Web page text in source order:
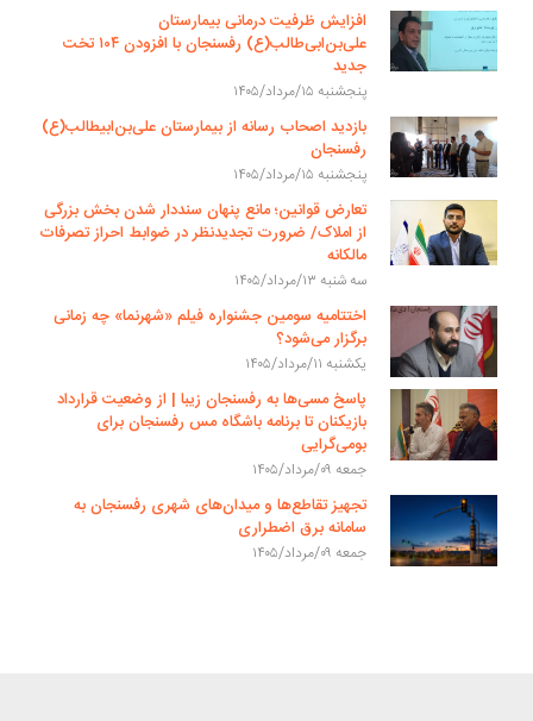
افزایش ظرفیت درمانی بیمارستان
علی‌بن‌ابی‌طالب(ع) رفسنجان با افزودن ۱۰۴ تخت
جدید
پنجشنبه ۱۵/مرداد/۱۴۰۵
بازدید اصحاب رسانه از بیمارستان علی‌بن‌ابیطالب(ع)
رفسنجان
پنجشنبه ۱۵/مرداد/۱۴۰۵
تعارض قوانین؛ مانع پنهان سنددار شدن بخش بزرگی
از املاک/ ضرورت تجدیدنظر در ضوابط احراز تصرفات
مالکانه
سه شنبه ۱۳/مرداد/۱۴۰۵
اختتامیه سومین جشنواره فیلم «شهرنما» چه زمانی
برگزار می‌شود؟
یکشنبه ۱۱/مرداد/۱۴۰۵
پاسخ مسی‌ها به رفسنجان زیبا | از وضعیت قرارداد
بازیکنان تا برنامه باشگاه مس رفسنجان برای
بومی‌گرایی
جمعه ۰۹/مرداد/۱۴۰۵
تجهیز تقاطع‌ها و میدان‌های شهری رفسنجان به
سامانه برق اضطراری
جمعه ۰۹/مرداد/۱۴۰۵